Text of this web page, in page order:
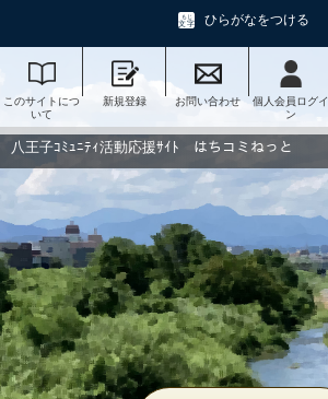
ひらがなをつける
このサイトにつ
いて
新規登録 お問い合わせ
個人会員ログイ
ン
八王子ｺﾐｭﾆﾃｨ活動応援ｻｲﾄ はちコミねっと